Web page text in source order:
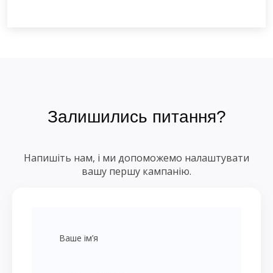
Залишились питання?
Напишіть нам, і ми допоможемо налаштувати
вашу першу кампанію.